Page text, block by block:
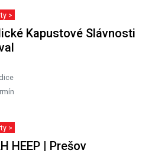
>
Kapustové Slávnosti
>
HEEP | Prešov